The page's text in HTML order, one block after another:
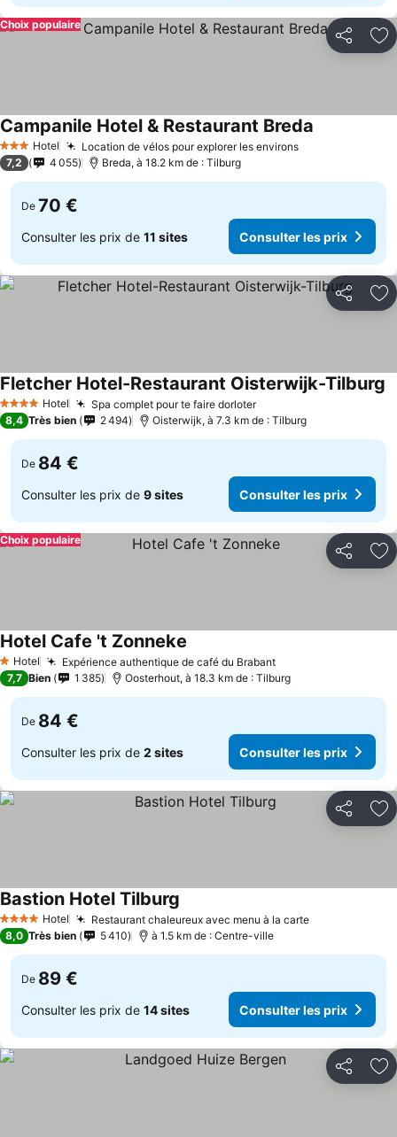
Partager
Choix populaire
3 ÉtoilesHotel Location de vélos pour explorer les environs
Campanile Hotel & Restaurant Breda
7,2 4 055 Breda, à 18.2 km de : Tilburg
De 70 €
Consulter les prix de 11 sites Consulter les prix
Partager
4 Étoiles Hotel Spa complet pour te faire dorloter
Fletcher Hotel-Restaurant Oisterwijk-Tilburg
8,4 Très bien 2 494 Oisterwijk, à 7.3 km de : Tilburg
De 84 €
Consulter les prix de 9 sites Consulter les prix
Partager
Choix populaire
1 Étoiles
Hotel Expérience authentique de café du Brabant
Hotel Cafe 't Zonneke
7,7 Bien 1 385 Oosterhout, à 18.3 km de : Tilburg
De 84 €
Consulter les prix de 2 sites Consulter les prix
Partager
4 Étoiles Hotel Restaurant chaleureux avec menu à la carte
Bastion Hotel Tilburg
8,0 Très bien 5 410 à 1.5 km de : Centre-ville
De 89 €
Consulter les prix de 14 sites Consulter les prix
Partager